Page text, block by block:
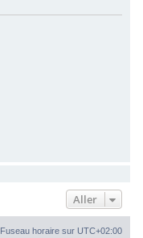
Aller
Fuseau horaire sur UTC+02:00